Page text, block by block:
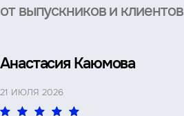
от выпускников и клиентов
Анастасия Каюмова
21 ИЮЛЯ 2026